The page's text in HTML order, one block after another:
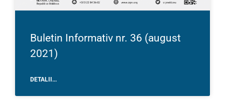
Buletin Informativ nr. 36 (august
2021)
DETALII...